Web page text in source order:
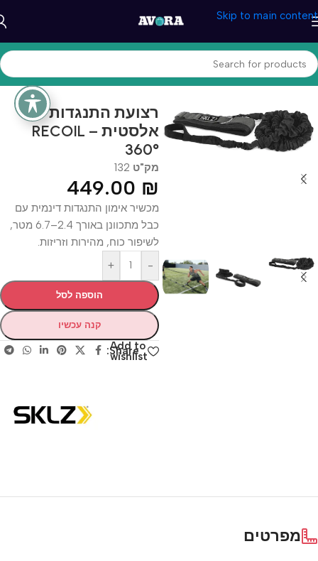
Skip to main content
עמוד הבית/ספורט וכושר/ציוד כושר וספורט
רצועת התנגדות
אלסטית – RECOIL
360°
מק"ט 132
449.00 ₪
מכשיר אימון התנגדות דינמית עם
כבל מתכוונן באורך 2.4–6.7 מטר,
לשיפור כוח, מהירות וזריזות.
-
+
הוספה לסל
קנה עכשיו
Add to
wishlist
Share:
מפרטים